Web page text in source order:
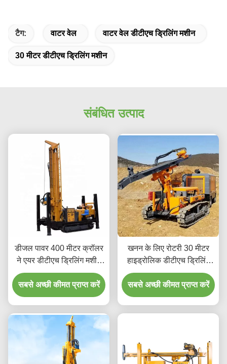
टैग: वाटर वेल वाटर वेल डीटीएच ड्रिलिंग मशीन
30 मीटर डीटीएच ड्रिलिंग मशीन
संबंधित उत्पाद
डीजल पावर 400 मीटर क्रॉलर
ने एयर डीटीएच ड्रिलिंग मशीन
को माउंट किया
सबसे अच्छी कीमत प्राप्त करें
खनन के लिए रोटरी 30 मीटर
हाइड्रोलिक डीटीएच ड्रिलिंग
मशीन
सबसे अच्छी कीमत प्राप्त करें